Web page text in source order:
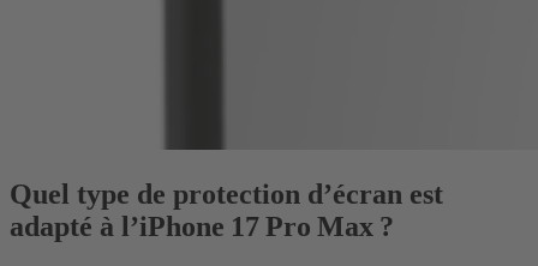
Quel type de protection d’écran est
adapté à l’iPhone 17 Pro Max ?